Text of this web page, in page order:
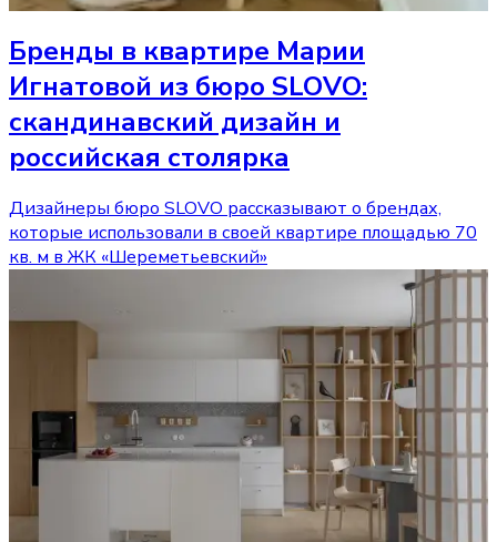
Бренды в квартире Марии
Игнатовой из бюро SLOVO:
скандинавский дизайн и
российская столярка
Дизайнеры бюро SLOVO рассказывают о брендах,
которые использовали в своей квартире площадью 70
кв. м в ЖК «Шереметьевский»